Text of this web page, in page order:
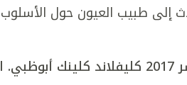
إلى طبيب العيون حول الأسلوب